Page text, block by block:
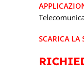
SCARICA LA